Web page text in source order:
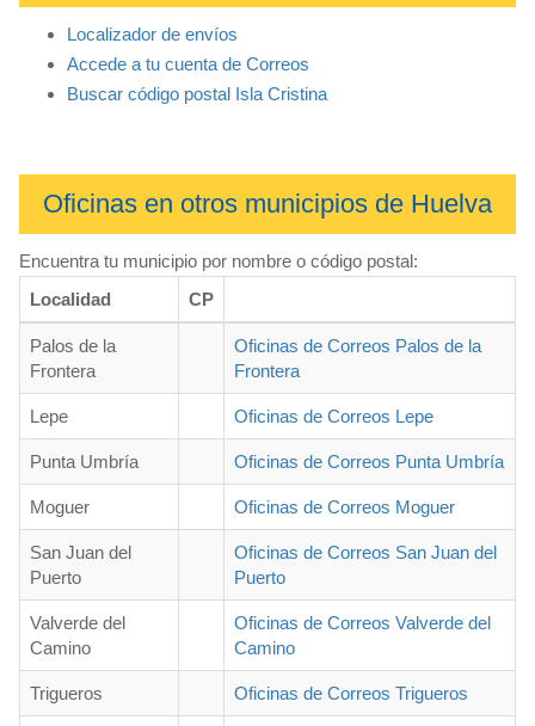
Localizador de envíos
Accede a tu cuenta de Correos
Buscar código postal Isla Cristina
Oficinas en otros municipios de Huelva
Encuentra tu municipio por nombre o código postal:
Localidad
CP
Palos de la
Frontera
Oficinas de Correos Palos de la
Frontera
Lepe Oficinas de Correos Lepe
Punta Umbría Oficinas de Correos Punta Umbría
Moguer Oficinas de Correos Moguer
San Juan del
Puerto
Oficinas de Correos San Juan del
Puerto
Valverde del
Camino
Oficinas de Correos Valverde del
Camino
Trigueros Oficinas de Correos Trigueros